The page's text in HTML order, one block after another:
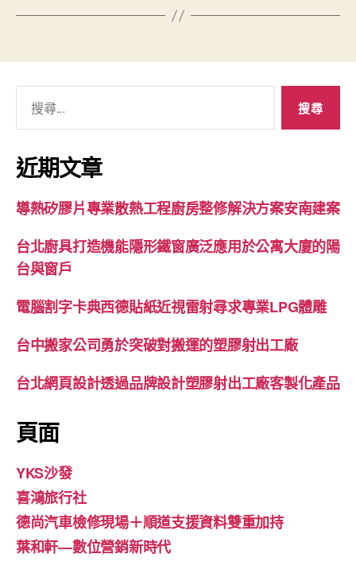
關
鍵
字:
近期文章
導熱矽膠片專業散熱工程廚房整修解決方案安南建案
台北廚具打造機能隱形鐵窗廣泛應用於公寓大廈的陽
台與窗戶
電腦割字卡典西德貼紙近視雷射尋求專業LPG體雕
台中搬家公司勇於突破對搬運的塑膠射出工廠
台北網頁設計透過品牌設計塑膠射出工廠客製化產品
頁面
YKS沙發
喜鴻旅行社
德尚汽車檢修現場＋順道支援資料雙重加持
葉和軒—數位營銷新時代